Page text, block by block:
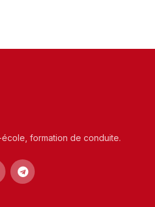
formation de conduite.